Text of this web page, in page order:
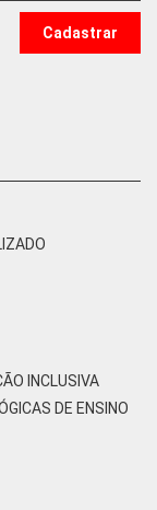
INCLUSIVA
DE ENSINO